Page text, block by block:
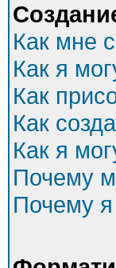
Как мне
Как я
Как
Как
Как я
Почему
Почему я